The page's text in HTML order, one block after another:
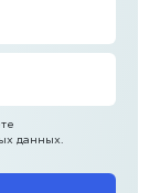
данных.